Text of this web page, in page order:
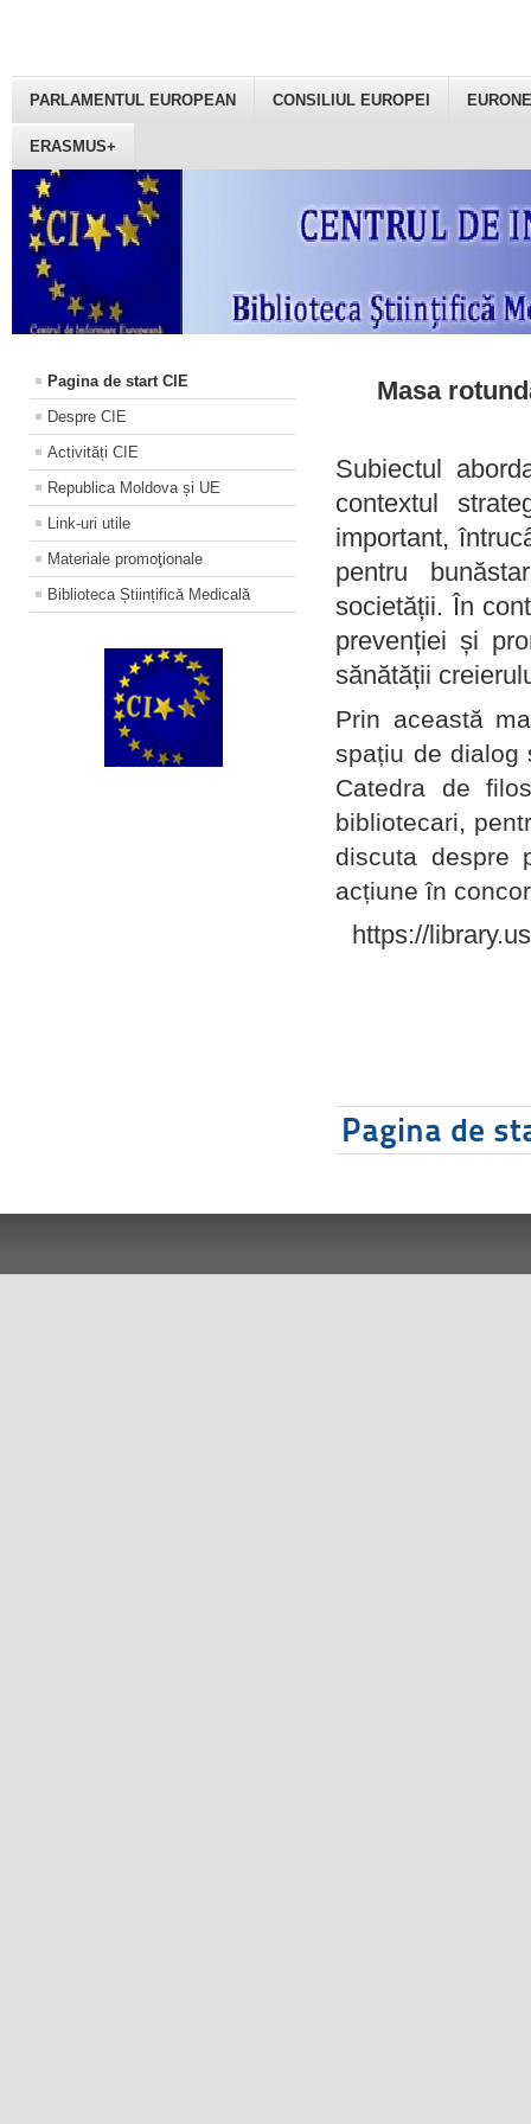
PARLAMENTUL EUROPEAN CONSILIUL EUROPEI
ERASMUS+
Pagina de start CIE
Despre CIE
Activități CIE
Republica Moldova și UE
Link-uri utile
Materiale promoţionale
Biblioteca Științifică Medicală
Masa
Subiectul
contextul
important,
pentru
societății. În
prevenției și
sănătății
Prin această
spațiu de dialog
Catedra de
bibliotecari,
discuta despre
acțiune în
https://
Pagina de